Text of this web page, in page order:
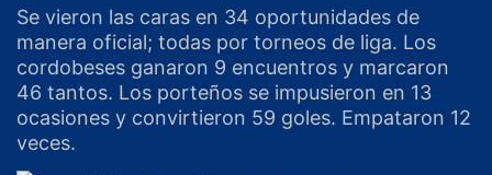
Se vieron las caras en 34 oportunidades de
manera oficial; todas por torneos de liga. Los
cordobeses ganaron 9 encuentros y marcaron
46 tantos. Los porteños se impusieron en 13
ocasiones y convirtieron 59 goles. Empataron 12
veces.